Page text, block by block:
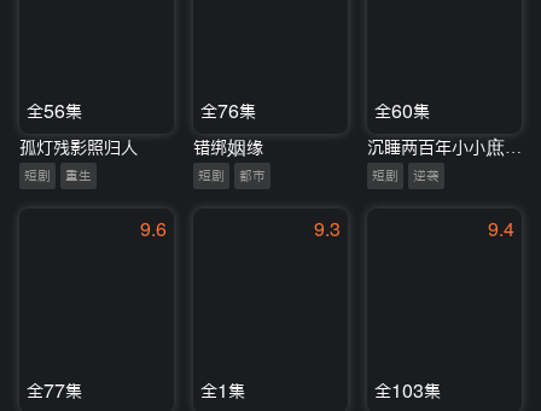
全56集
孤灯残影照归人
短剧 重生
全76集
错绑姻缘
短剧 都市
全60集
短剧 逆袭
9.6
全77集
9.3
全1集
9.4
全103集